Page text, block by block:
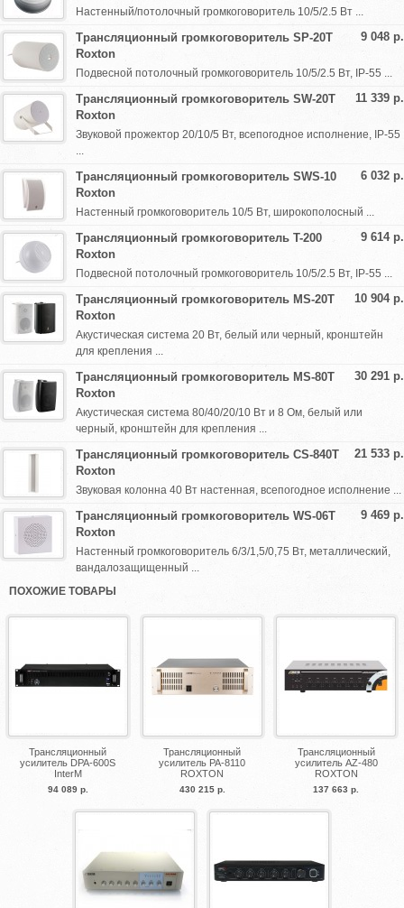
Настенный/потолочный громкоговоритель 10/5/2.5 Вт ...
9 048 р.
Трансляционный громкоговоритель SP-20T
Roxton
Подвесной потолочный громкоговоритель 10/5/2.5 Вт, IP-55 ...
11 339 р.
Трансляционный громкоговоритель SW-20T
Roxton
Звуковой прожектор 20/10/5 Вт, всепогодное исполнение, IP-55
...
6 032 р.
Трансляционный громкоговоритель SWS-10
Roxton
Настенный громкоговоритель 10/5 Вт, широкополосный ...
9 614 р.
Трансляционный громкоговоритель T-200
Roxton
Подвесной потолочный громкоговоритель 10/5/2.5 Вт, IP-55 ...
10 904 р.
Трансляционный громкоговоритель MS-20T
Roxton
Акустическая система 20 Вт, белый или черный, кронштейн
для крепления ...
30 291 р.
Трансляционный громкоговоритель MS-80T
Roxton
Акустическая система 80/40/20/10 Вт и 8 Ом, белый или
черный, кронштейн для крепления ...
21 533 р.
Трансляционный громкоговоритель CS-840T
Roxton
Звуковая колонна 40 Вт настенная, всепогодное исполнение ...
9 469 р.
Трансляционный громкоговоритель WS-06T
Roxton
Настенный громкоговоритель 6/3/1,5/0,75 Вт, металлический,
вандалозащищенный ...
ПОХОЖИЕ ТОВАРЫ
Трансляционный
усилитель DPA-600S
InterM
94 089 р.
Трансляционный
усилитель PA-8110
ROXTON
430 215 р.
Трансляционный
усилитель AZ-480
ROXTON
137 663 р.